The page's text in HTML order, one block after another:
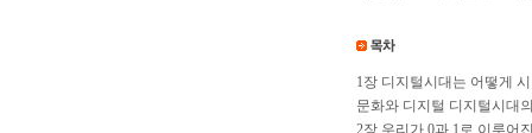
1장 디지털시대는 어떻게
문화와 디지털 디지털시대
2장 우리가 0과 1로 이루어